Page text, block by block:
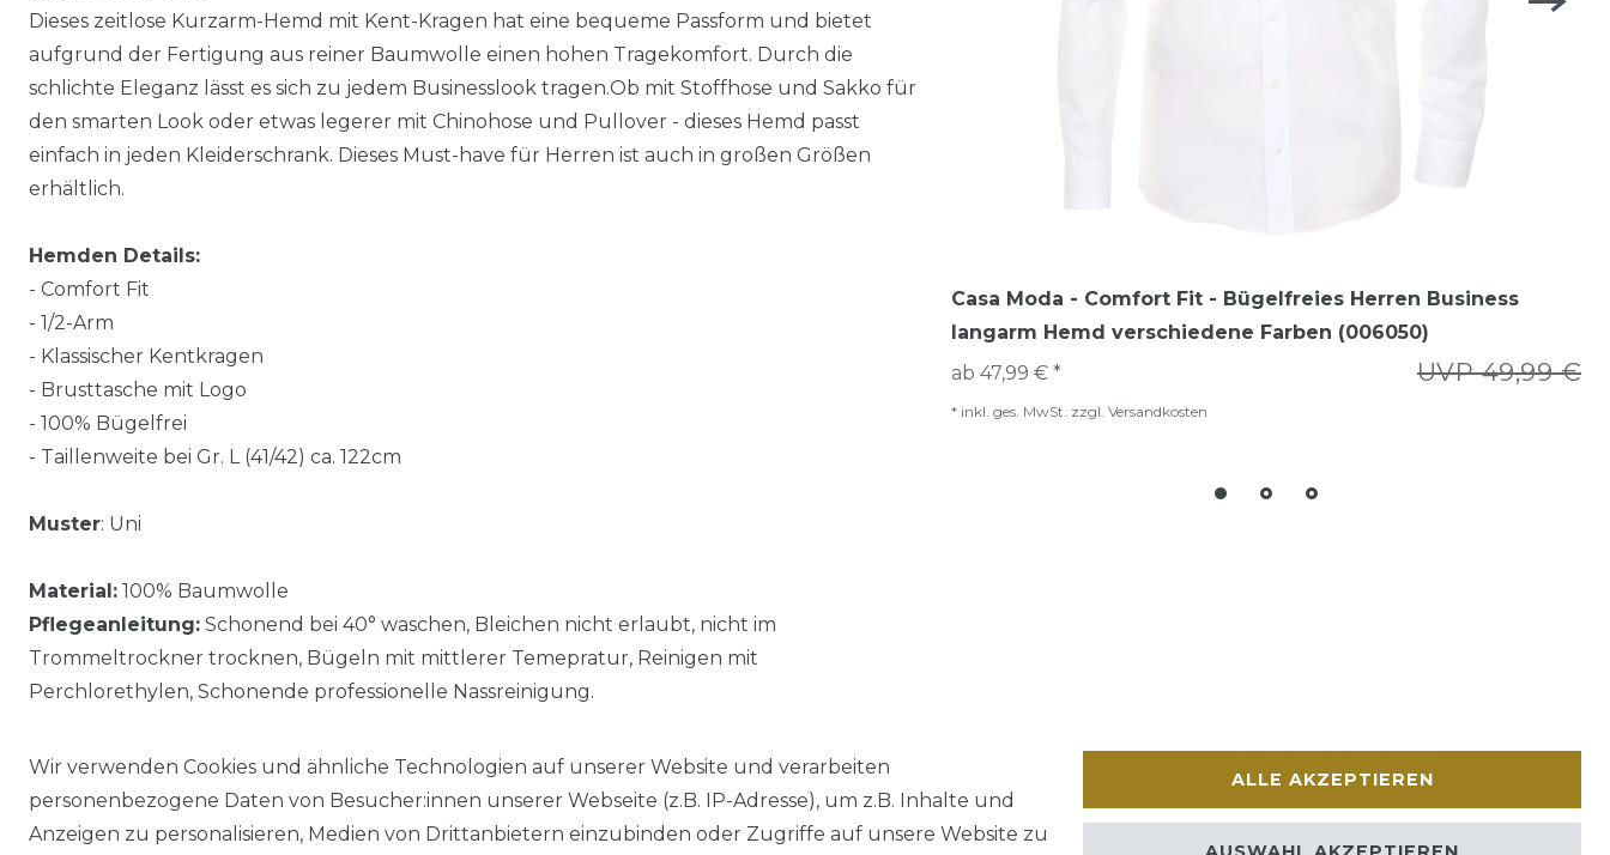
Dieses zeitlose Kurzarm-Hemd mit Kent-Kragen hat eine bequeme Passform und bietet
aufgrund der Fertigung aus reiner Baumwolle einen hohen Tragekomfort. Durch die
schlichte Eleganz lässt es sich zu jedem Businesslook tragen.Ob mit Stoffhose und Sakko für
den smarten Look oder etwas legerer mit Chinohose und Pullover - dieses Hemd passt
einfach in jeden Kleiderschrank. Dieses Must-have für Herren ist auch in großen Größen
erhältlich.
Hemden Details:
- Comfort Fit
- 1/2-Arm
- Klassischer Kentkragen
- Brusttasche mit Logo
- 100% Bügelfrei
- Taillenweite bei Gr. L (41/42) ca. 122cm
Muster: Uni
Material: 100% Baumwolle
Pflegeanleitung: Schonend bei 40° waschen, Bleichen nicht erlaubt, nicht im
Trommeltrockner trocknen, Bügeln mit mittlerer Temepratur, Reinigen mit
Perchlorethylen, Schonende professionelle Nassreinigung.
Casa Moda - Comfort Fit - Bügelfreies Herren Business
langarm Hemd verschiedene Farben (006050)
UVP 49,99 €
ab 47,99 € *
* inkl. ges. MwSt. zzgl. Versandkosten
Wir verwenden Cookies und ähnliche Technologien auf unserer Website und verarbeiten
personenbezogene Daten von Besucher:innen unserer Webseite (z.B. IP-Adresse), um z.B. Inhalte und
Anzeigen zu personalisieren, Medien von Drittanbietern einzubinden oder Zugriffe auf unsere Website zu
ALLE AKZEPTIEREN